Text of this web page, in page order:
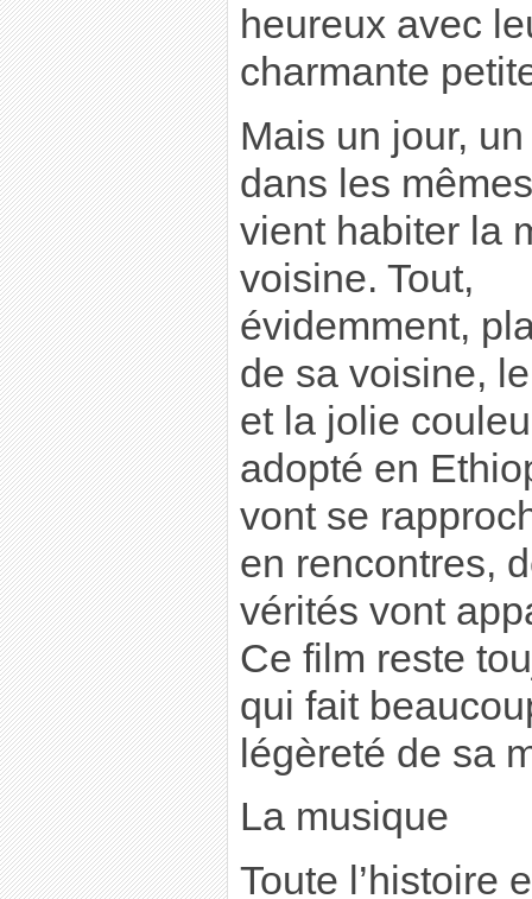
heureux avec
charmante
Mais un jour,
dans les
vient habiter la
voisine. Tout,
évidemment,
de sa voisine,
et la jolie
adopté en
vont se
en rencontres,
vérités vont
Ce film reste
qui fait
légèreté de sa
La musique
Toute l’histoire